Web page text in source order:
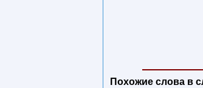
Похожие слова в